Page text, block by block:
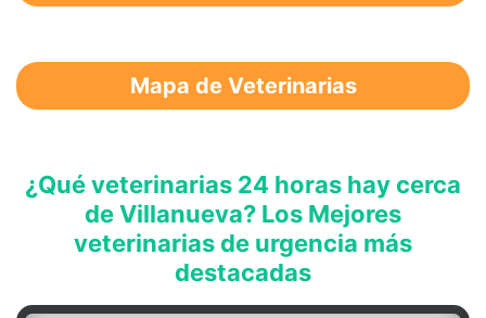
Mapa de Veterinarias
¿Qué veterinarias 24 horas hay cerca
de Villanueva? Los Mejores
veterinarias de urgencia más
destacadas